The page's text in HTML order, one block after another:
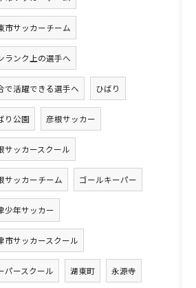
市サッカーチーム
ランク上の選手へ
で活躍できる選手へ ひばり
り公園 彦根サッカー
サッカースクール
サッカーチーム ゴールキーパー
少年サッカー
市サッカースクール
パースクール 湖東町 永源寺